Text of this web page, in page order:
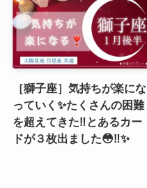
［獅子座］気持ちが楽にな
っていく✨たくさんの困難
を超えてきた‼️とあるカー
ドが３枚出ました😳‼️✨